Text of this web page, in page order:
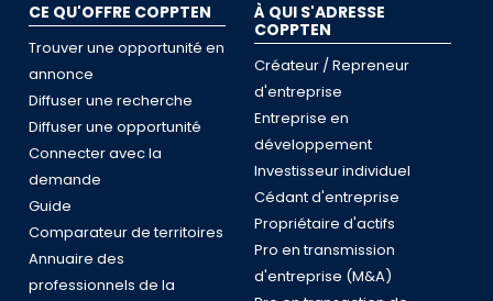
CE QU'OFFRE COPPTEN
Trouver une opportunité en
annonce
Diffuser une recherche
Diffuser une opportunité
Connecter avec la
demande
Guide
Comparateur de territoires
Annuaire des
professionnels de la
À QUI S'ADRESSE
COPPTEN
Créateur / Repreneur
d'entreprise
Entreprise en
développement
Investisseur individuel
Cédant d'entreprise
Propriétaire d'actifs
Pro en transmission
d'entreprise (M&A)